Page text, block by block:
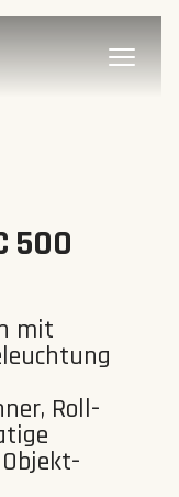
500
mit
Roll-